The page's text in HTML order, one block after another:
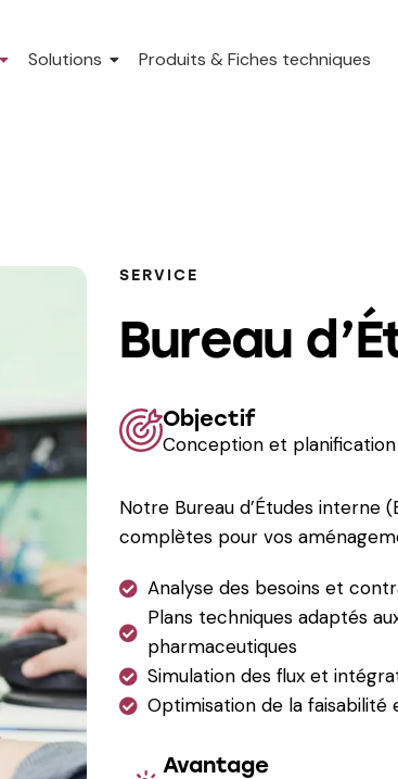
Solutions Produits & Fiches techniques
SERVICE
Bureau
Objectif
Conception et
Notre Bureau d’Études interne
complètes pour vos
Analyse des besoins et
Plans techniques adaptés
pharmaceutiques
Simulation des flux et
Optimisation de la faisabilité
Avantage